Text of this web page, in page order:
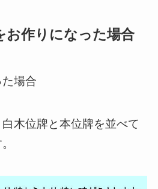
お作りになった場合
場合
木位牌と本位牌を並べて